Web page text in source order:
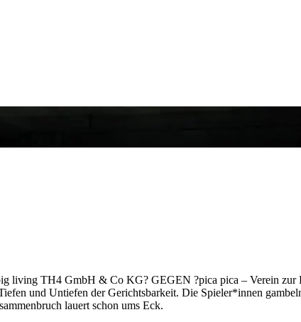
living TH4 GmbH & Co KG? GEGEN ?pica pica – Verein zur
und Untiefen der Gerichtsbarkeit. Die Spieler*innen
lauert schon ums Eck.